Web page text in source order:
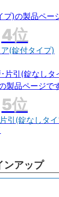
(錠付タイプ)
引(錠なしタ
ンアップ